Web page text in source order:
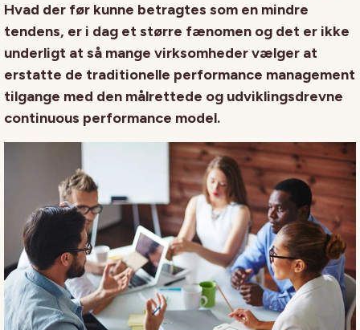
Hvad der før kunne betragtes som en mindre
tendens, er i dag et større fænomen og det er ikke
underligt at så mange virksomheder vælger at
erstatte de traditionelle performance management
tilgange med den målrettede og udviklingsdrevne
continuous performance model.